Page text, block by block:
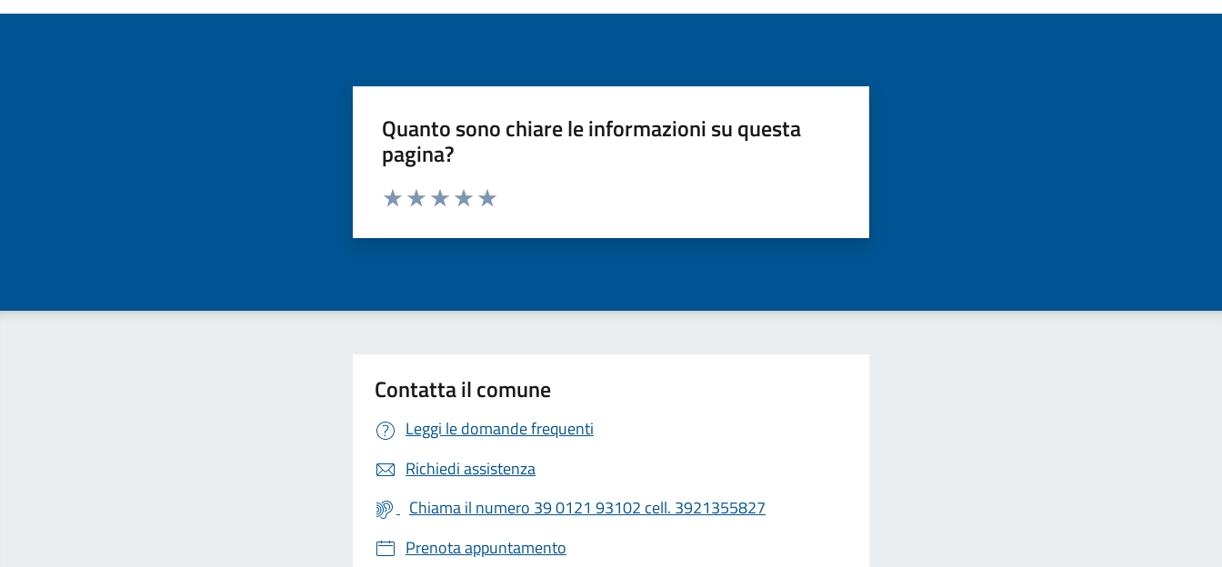
Quanto sono chiare le informazioni su questa
pagina?
Valuta da 1 a 5 stelle la pagina
Contatta il comune
Leggi le domande frequenti
Richiedi assistenza
Chiama il numero 39 0121 93102 cell. 3921355827
Prenota appuntamento